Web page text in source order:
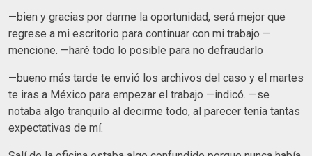
—bien y gracias por darme la oportunidad, será mejor que
regrese a mi escritorio para continuar con mi trabajo —
mencione. —haré todo lo posible para no defraudarlo
—bueno más tarde te envió los archivos del caso y el martes
te iras a México para empezar el trabajo —indicó. —se
notaba algo tranquilo al decirme todo, al parecer tenía tantas
expectativas de mí.